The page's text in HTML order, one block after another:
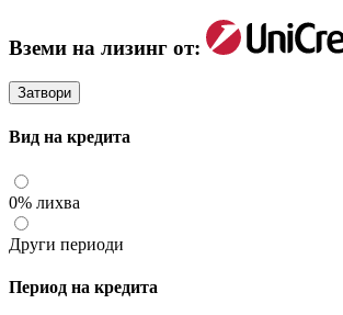
Вземи на лизинг от:
Затвори
Вид на кредита
0% лихва
Други периоди
Период на кредита